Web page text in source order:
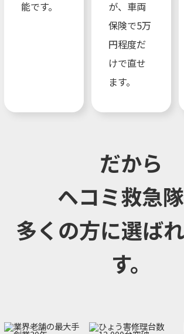
能です。
が、車両
保険で5万
円程度だ
けで直せ
ます。
だから
ヘコミ救急
多くの方に選ば
す。